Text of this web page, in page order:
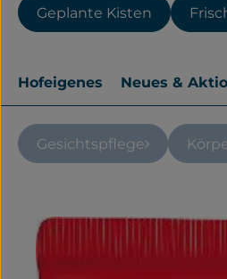
Geplante Kisten
Hofeigenes Neues &
Gesichtspflege